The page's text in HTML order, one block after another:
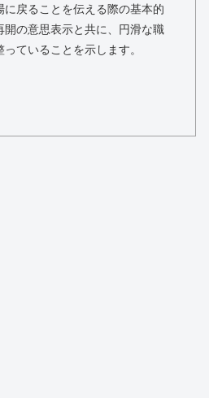
に戻ることを伝える際の基本的
開の意思表示と共に、円滑な職
ていることを示します。